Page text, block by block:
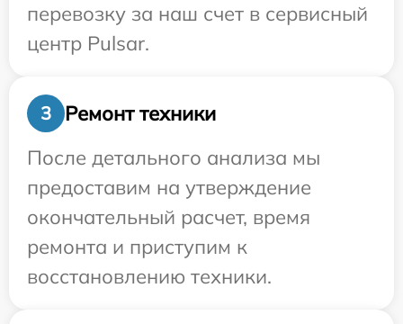
перевозку за наш счет в сервисный
центр Pulsar.
3
Ремонт техники
После детального анализа мы
предоставим на утверждение
окончательный расчет, время
ремонта и приступим к
восстановлению техники.